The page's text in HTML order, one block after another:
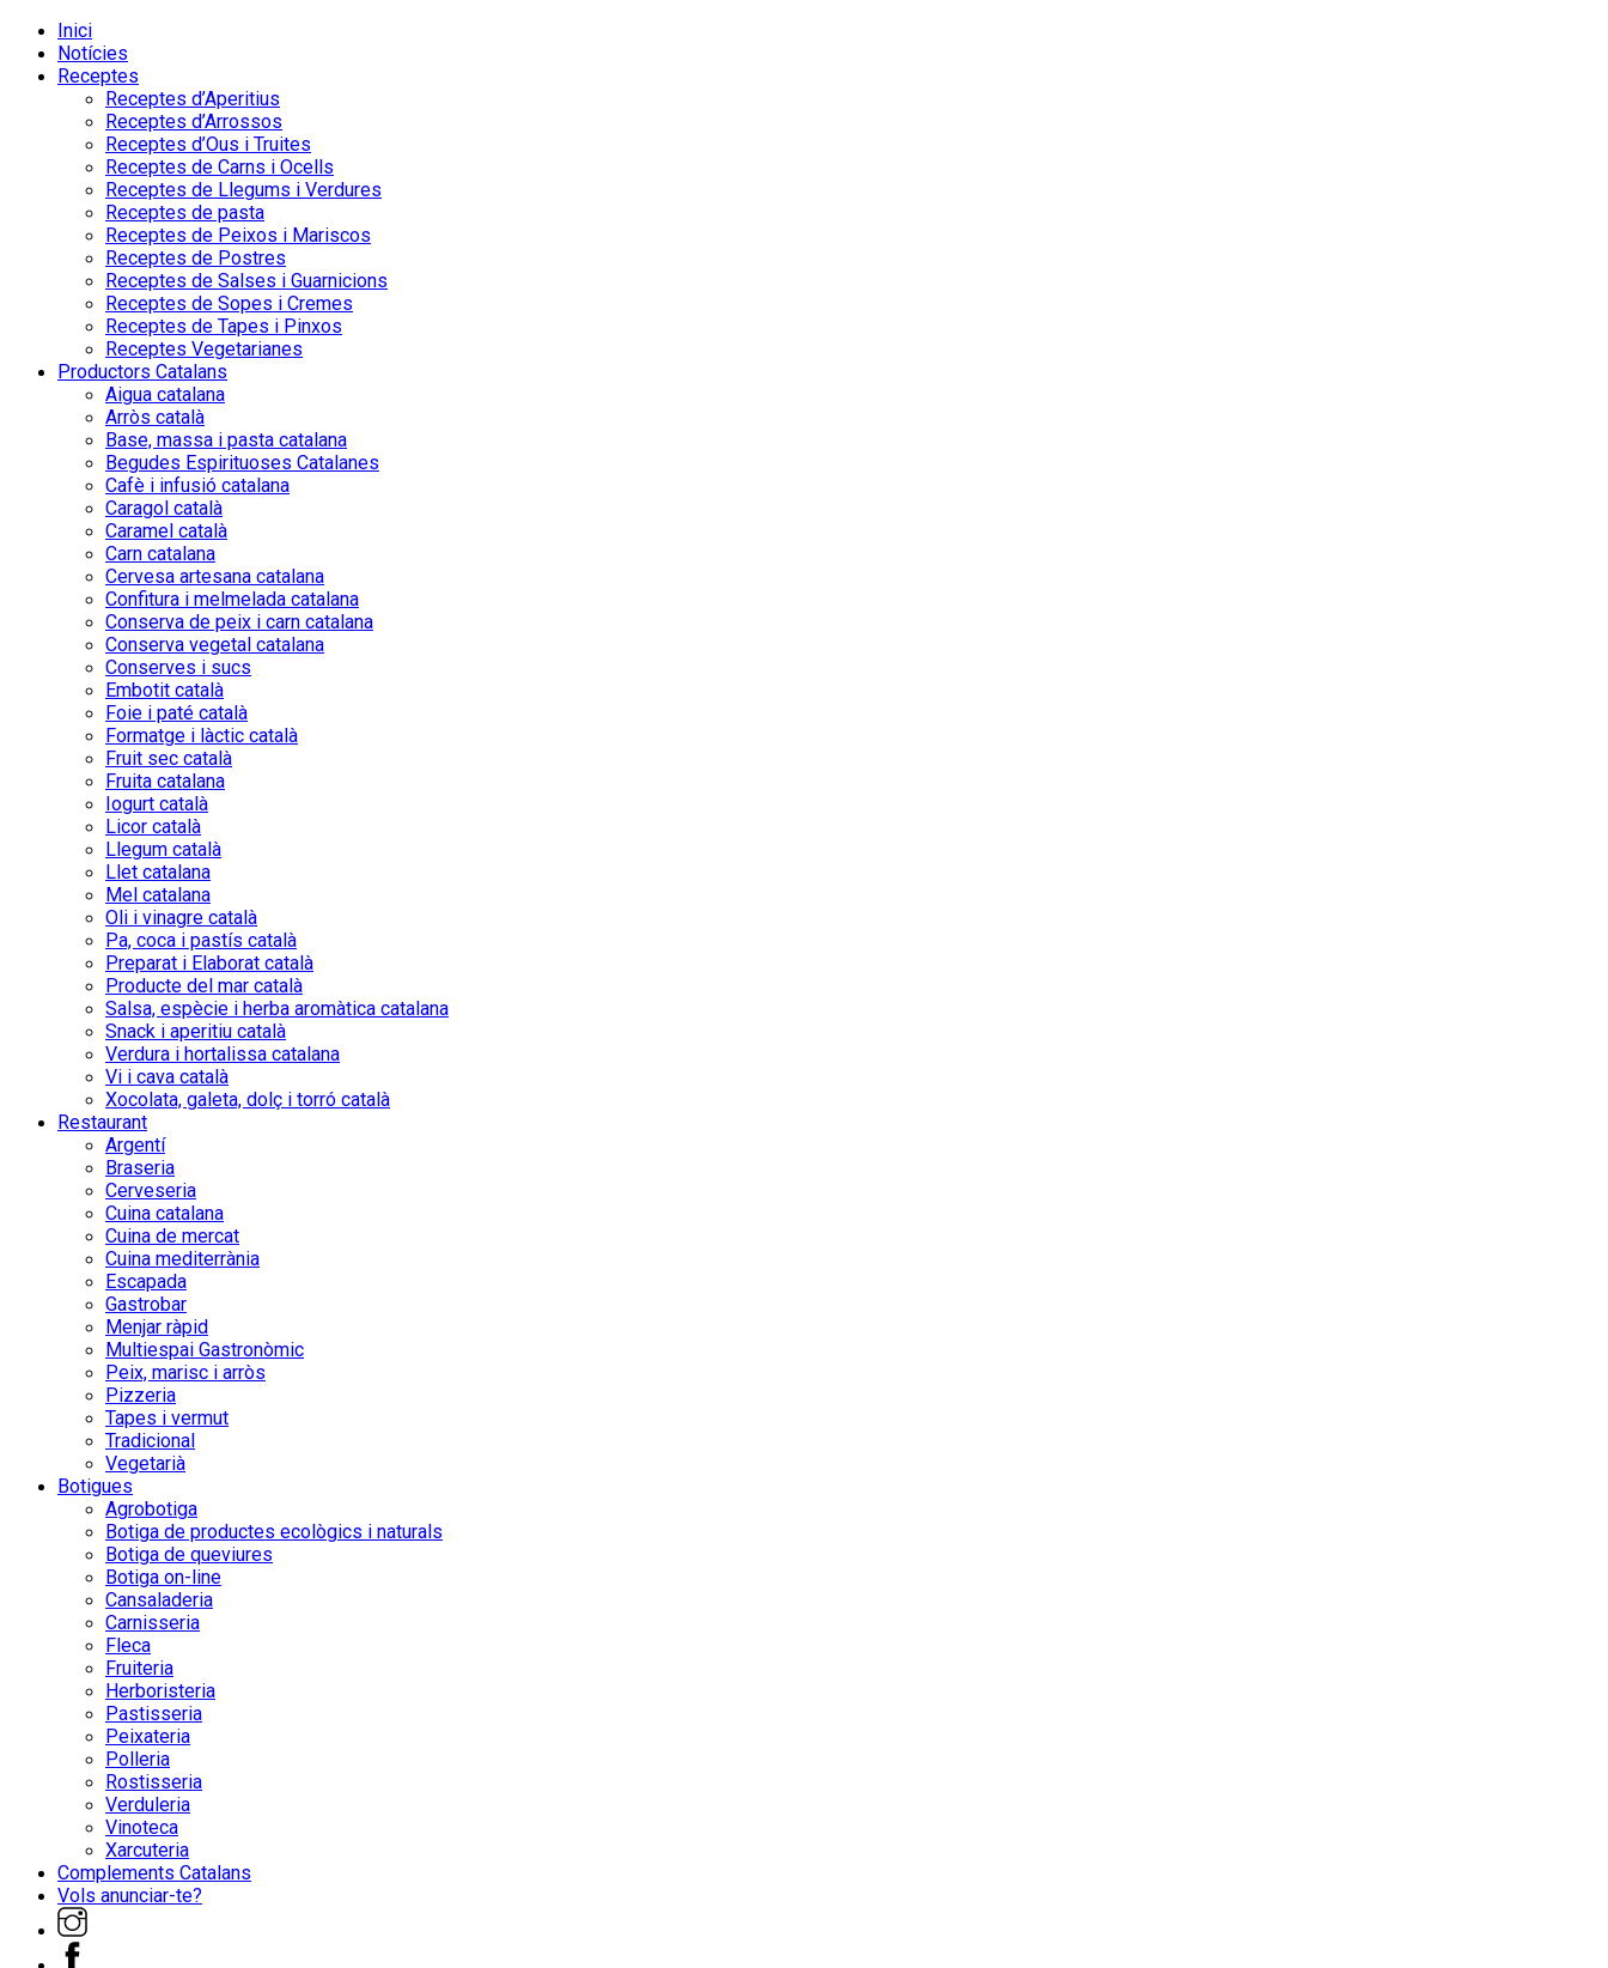
Inici
Notícies
Receptes
Receptes d’Aperitius
Receptes d’Arrossos
Receptes d’Ous i Truites
Receptes de Carns i Ocells
Receptes de Llegums i Verdures
Receptes de pasta
Receptes de Peixos i Mariscos
Receptes de Postres
Receptes de Salses i Guarnicions
Receptes de Sopes i Cremes
Receptes de Tapes i Pinxos
Receptes Vegetarianes
Productors Catalans
Aigua catalana
Arròs català
Base, massa i pasta catalana
Begudes Espirituoses Catalanes
Cafè i infusió catalana
Caragol català
Caramel català
Carn catalana
Cervesa artesana catalana
Confitura i melmelada catalana
Conserva de peix i carn catalana
Conserva vegetal catalana
Conserves i sucs
Embotit català
Foie i paté català
Formatge i làctic català
Fruit sec català
Fruita catalana
Iogurt català
Licor català
Llegum català
Llet catalana
Mel catalana
Oli i vinagre català
Pa, coca i pastís català
Preparat i Elaborat català
Producte del mar català
Salsa, espècie i herba aromàtica catalana
Snack i aperitiu català
Verdura i hortalissa catalana
Vi i cava català
Xocolata, galeta, dolç i torró català
Restaurant
Argentí
Braseria
Cerveseria
Cuina catalana
Cuina de mercat
Cuina mediterrània
Escapada
Gastrobar
Menjar ràpid
Multiespai Gastronòmic
Peix, marisc i arròs
Pizzeria
Tapes i vermut
Tradicional
Vegetarià
Botigues
Agrobotiga
Botiga de productes ecològics i naturals
Botiga de queviures
Botiga on-line
Cansaladeria
Carnisseria
Fleca
Fruiteria
Herboristeria
Pastisseria
Peixateria
Polleria
Rostisseria
Verduleria
Vinoteca
Xarcuteria
Complements Catalans
Vols anunciar-te?